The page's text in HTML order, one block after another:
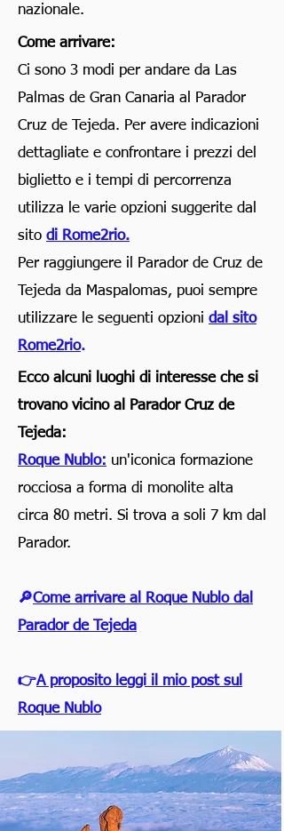
nazionale.
Come arrivare:
Ci sono 3 modi per andare da Las
Palmas de Gran Canaria al Parador
Cruz de Tejeda. Per avere indicazioni
dettagliate e confrontare i prezzi del
biglietto e i tempi di percorrenza
utilizza le varie opzioni suggerite dal
sito di Rome2rio.
Per raggiungere il Parador de Cruz de
Tejeda da Maspalomas, puoi sempre
utilizzare le seguenti opzioni dal sito
Rome2rio.
Ecco alcuni luoghi di interesse che si
trovano vicino al Parador Cruz de
Tejeda:
Roque Nublo: un'iconica formazione
rocciosa a forma di monolite alta
circa 80 metri. Si trova a soli 7 km dal
Parador.
🔎Come arrivare al Roque Nublo dal
Parador de Tejeda
👉A proposito leggi il mio post sul
Roque Nublo